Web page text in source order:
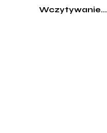
Wczytywanie...